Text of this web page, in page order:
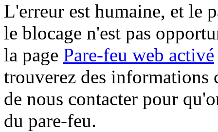
L'erreur est humaine, et le
le blocage n'est pas
la page Pare-feu web activé
trouverez des informations
de nous contacter pour
du pare-feu.